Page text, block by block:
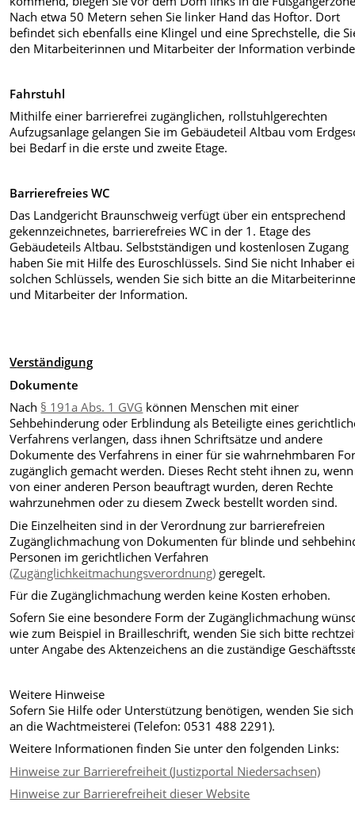
Nach etwa 50 Metern sehen Sie linker Hand das Hoftor. Dort
befindet sich ebenfalls eine Klingel und eine Sprechstelle, die
den Mitarbeiterinnen und Mitarbeiter der Information
Fahrstuhl
Mithilfe einer barrierefrei zugänglichen, rollstuhlgerechten
Aufzugsanlage gelangen Sie im Gebäudeteil Altbau vom
bei Bedarf in die erste und zweite Etage.
Barrierefreies WC
Das Landgericht Braunschweig verfügt über ein entsprechend
gekennzeichnetes, barrierefreies WC in der 1. Etage des
Gebäudeteils Altbau. Selbstständigen und kostenlosen Zugang
haben Sie mit Hilfe des Euroschlüssels. Sind Sie nicht Inhaber
solchen Schlüssels, wenden Sie sich bitte an die
und Mitarbeiter der Information.
Verständigung
Dokumente
Nach § 191a Abs. 1 GVG können Menschen mit einer
Sehbehinderung oder Erblindung als Beteiligte eines
Verfahrens verlangen, dass ihnen Schriftsätze und andere
Dokumente des Verfahrens in einer für sie wahrnehmbaren
zugänglich gemacht werden. Dieses Recht steht ihnen zu,
von einer anderen Person beauftragt wurden, deren Rechte
wahrzunehmen oder zu diesem Zweck bestellt worden sind.
Die Einzelheiten sind in der Verordnung zur barrierefreien
Zugänglichmachung von Dokumenten für blinde und
Personen im gerichtlichen Verfahren
(Zugänglichkeitmachungsverordnung) geregelt.
Für die Zugänglichmachung werden keine Kosten erhoben.
Sofern Sie eine besondere Form der Zugänglichmachung
wie zum Beispiel in Brailleschrift, wenden Sie sich bitte
unter Angabe des Aktenzeichens an die zuständige
Weitere Hinweise
Sofern Sie Hilfe oder Unterstützung benötigen, wenden Sie
an die Wachtmeisterei (Telefon: 0531 488 2291).
Weitere Informationen finden Sie unter den folgenden Links:
Hinweise zur Barrierefreiheit (Justizportal Niedersachsen)
Hinweise zur Barrierefreiheit dieser Website